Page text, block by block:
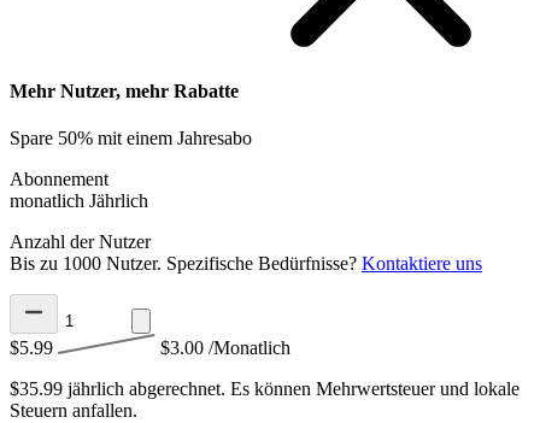
Mehr Nutzer, mehr Rabatte
Spare 50% mit einem Jahresabo
Abonnement
monatlich Jährlich
Anzahl der Nutzer
Bis zu 1000 Nutzer. Spezifische Bedürfnisse? Kontaktiere uns
$5.99 $3.00 /Monatlich
$35.99 jährlich abgerechnet. Es können Mehrwertsteuer und lokale
Steuern anfallen.